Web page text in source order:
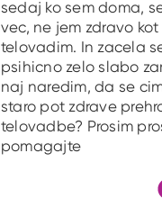
sedaj ko sem doma,
vec, ne jem zdravo
telovadim. In zacela
psihicno zelo slabo
naj naredim, da se
staro pot zdrave
telovadbe? Prosim
pomagajte